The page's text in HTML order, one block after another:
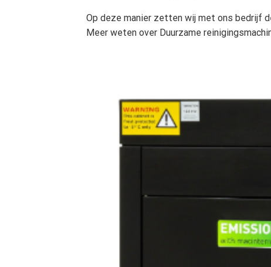
Op deze manier zetten wij met ons bedrijf
Meer weten over Duurzame